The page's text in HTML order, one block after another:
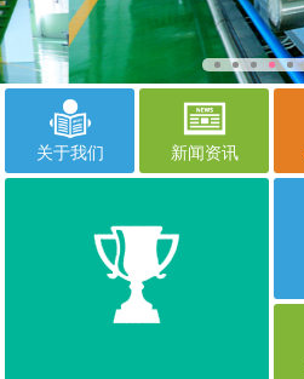
关于我们 新闻资讯